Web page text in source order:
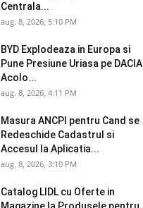
Centrala...
aug. 8, 2026, 5:10 PM
BYD Explodeaza in Europa si
Pune Presiune Uriasa pe DACIA
Acolo...
aug. 8, 2026, 4:11 PM
Masura ANCPI pentru Cand se
Redeschide Cadastrul si
Accesul la Aplicatia...
aug. 8, 2026, 3:10 PM
Catalog LIDL cu Oferte in